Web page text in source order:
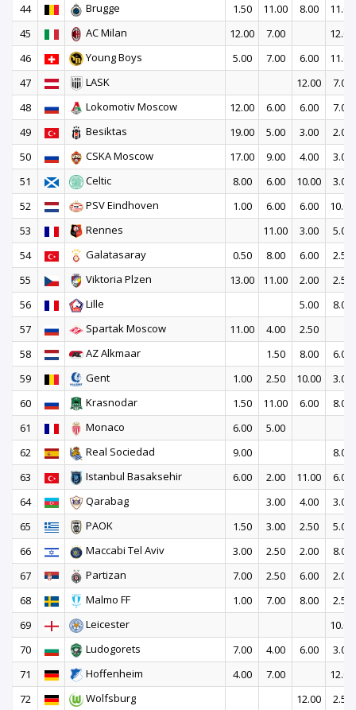
44
Brugge 1.50 11.00 8.00
11.00
45
AC Milan 12.00 7.00
12.00
46
Young Boys 5.00 7.00 6.00
11.00
47
LASK 12.00
7.00
48
Lokomotiv Moscow 12.00 6.00 6.00
7.00
49
Besiktas 19.00 5.00 3.00
2.00
50
CSKA Moscow 17.00 9.00 4.00
3.00
51
Celtic 8.00 6.00 10.00
3.00
52
PSV Eindhoven 1.00 6.00 6.00
10.00
53
Rennes 11.00 3.00
5.00
54
Galatasaray 0.50 8.00 6.00
2.50
55
Viktoria Plzen 13.00 11.00 2.00
2.50
56
Lille 5.00
8.00
57
Spartak Moscow 11.00 4.00
2.50
58
AZ Alkmaar 1.50 8.00
6.00
59
Gent 1.00 2.50 10.00
3.00
60
Krasnodar 1.50 11.00 6.00
8.00
61
Monaco 6.00
5.00
62
Real Sociedad 9.00
8.00
63
Istanbul Basaksehir 6.00 2.00 11.00
6.00
64
Qarabag 3.00 4.00
3.00
65
PAOK 1.50 3.00 2.50
5.00
66
Maccabi Tel Aviv 3.00 2.50 2.00
8.00
67
Partizan 7.00 2.50 6.00
2.00
68
Malmo FF 1.00 7.00 8.00
2.50
69
Leicester
10.00
70
Ludogorets 7.00 4.00 6.00
3.00
71
Hoffenheim 4.00 7.00
12.00
72
Wolfsburg 12.00
2.50